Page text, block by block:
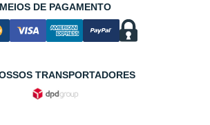
MEIOS DE PAGAMENTO
TRANSPORTADORES